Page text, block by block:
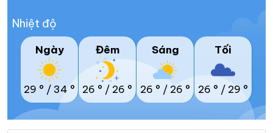
Nhiệt độ
Ngày
29 ° / 34 °
Đêm
26 ° / 26 °
Sáng
26 ° / 26 °
Tối
26 ° / 29 °